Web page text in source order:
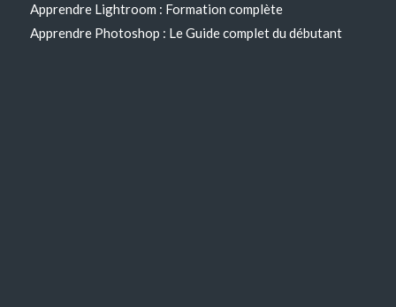
Apprendre Lightroom : Formation complète
Apprendre Photoshop : Le Guide complet du débutant